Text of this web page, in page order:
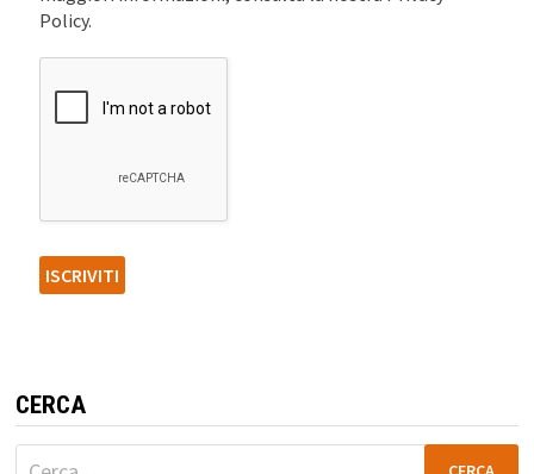
Policy.
CERCA
Ricerca